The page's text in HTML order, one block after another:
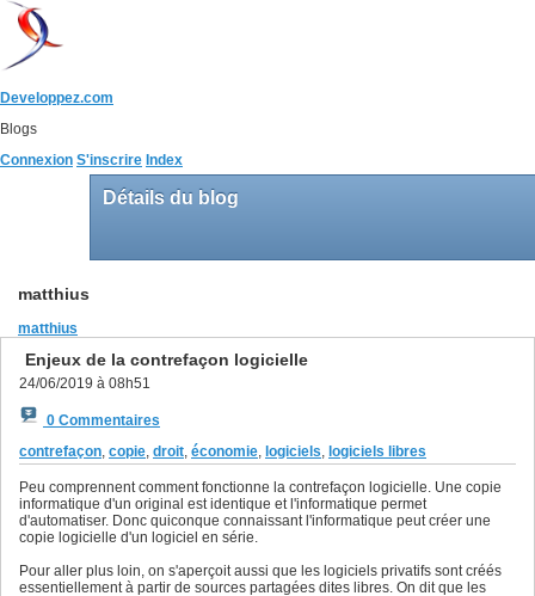
Developpez.com
Blogs
Connexion S'inscrire Index
Détails du blog
matthius
matthius
Enjeux de la contrefaçon logicielle
24/06/2019 à 08h51
0 Commentaires
contrefaçon, copie, droit, économie, logiciels, logiciels libres
Peu comprennent comment fonctionne la contrefaçon logicielle. Une copie
informatique d'un original est identique et l'informatique permet
d'automatiser. Donc quiconque connaissant l'informatique peut créer une
copie logicielle d'un logiciel en série.
Pour aller plus loin, on s'aperçoit aussi que les logiciels privatifs sont créés
essentiellement à partir de sources partagées dites libres. On dit que les